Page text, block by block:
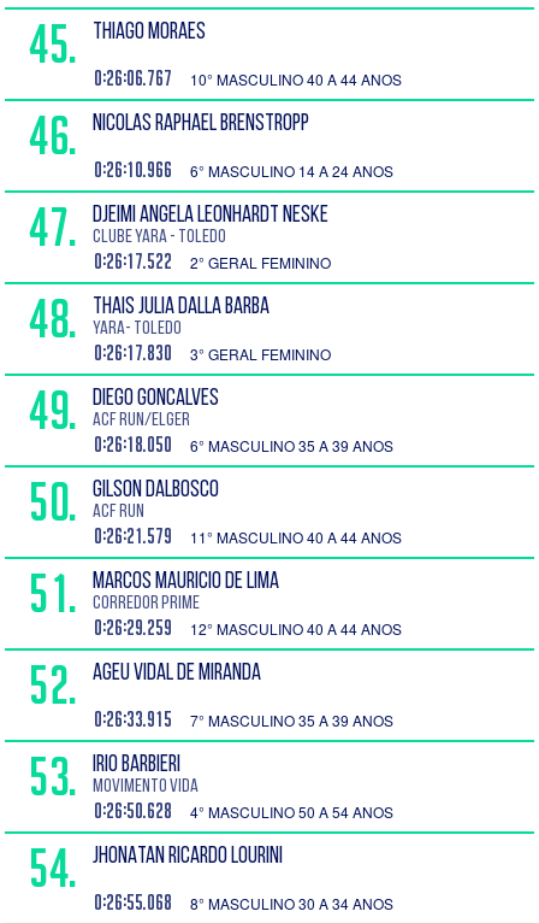
45. THIAGO MORAES
0:26:06.767 10° MASCULINO 40 A 44 ANOS
46. NICOLAS RAPHAEL BRENSTROPP
0:26:10.966 6° MASCULINO 14 A 24 ANOS
47. DJEIMI ANGELA LEONHARDT NESKE
Clube Yara - Toledo
0:26:17.522 2° GERAL FEMININO
48. THAIS JULIA DALLA BARBA
Yara- Toledo
0:26:17.830 3° GERAL FEMININO
49. DIEGO Goncalves
ACF Run/Elger
0:26:18.050 6° MASCULINO 35 A 39 ANOS
50. GILSON DALBOSCO
ACF Run
0:26:21.579 11° MASCULINO 40 A 44 ANOS
51. MARCOS MAURICIO DE LIMA
Corredor Prime
0:26:29.259 12° MASCULINO 40 A 44 ANOS
52. AGEU VIDAL De Miranda
0:26:33.915 7° MASCULINO 35 A 39 ANOS
53. IRIO BARBIERI
Movimento vida
0:26:50.628 4° MASCULINO 50 A 54 ANOS
54. JHONATAN RICARDO LOURINI
0:26:55.068 8° MASCULINO 30 A 34 ANOS